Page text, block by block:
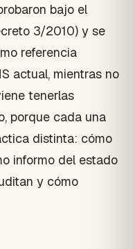
bajo el
3/2010) y se
referencia
actual, mientras no
tenerlas
porque cada una
distinta: cómo
informo del estado
y cómo